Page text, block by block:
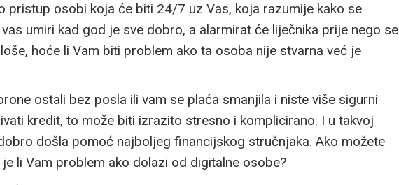
pristup osobi koja će biti 24/7 uz Vas, koja razumije kako se
umiri kad god je sve dobro, a alarmirat će liječnika prije nego se
hoće li Vam biti problem ako ta osoba nije stvarna već je
ostali bez posla ili vam se plaća smanjila i niste više sigurni
kredit, to može biti izrazito stresno i komplicirano. I u takvoj
došla pomoć najboljeg financijskog stručnjaka. Ako možete
li Vam problem ako dolazi od digitalne osobe?